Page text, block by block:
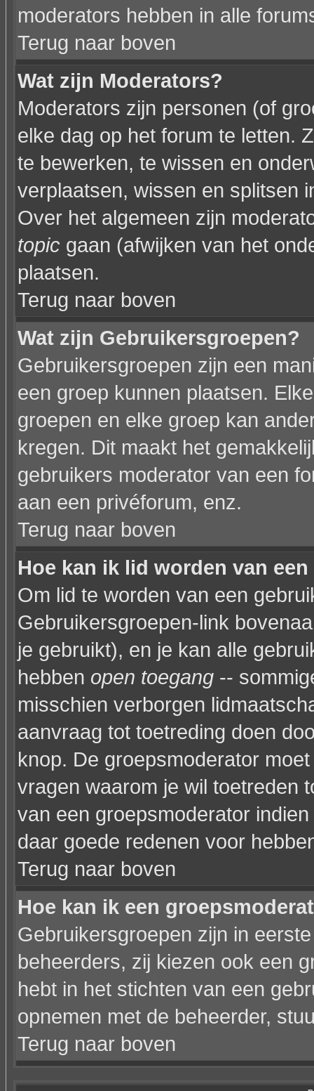
moderators hebben in alle
Terug naar boven
Wat zijn Moderators?
Moderators zijn personen (of
elke dag op het forum te letten.
te bewerken, te wissen en
verplaatsen, wissen en splitsen
Over het algemeen zijn
topic gaan (afwijken van het
plaatsen.
Terug naar boven
Wat zijn Gebruikersgroepen?
Gebruikersgroepen zijn een
een groep kunnen plaatsen.
groepen en elke groep kan
kregen. Dit maakt het
gebruikers moderator van een
aan een privéforum, enz.
Terug naar boven
Hoe kan ik lid worden van
Om lid te worden van een
Gebruikersgroepen-link
je gebruikt), en je kan alle
hebben open toegang --
misschien verborgen
aanvraag tot toetreding doen
knop. De groepsmoderator
vragen waarom je wil toetreden
van een groepsmoderator
daar goede redenen voor
Terug naar boven
Hoe kan ik een
Gebruikersgroepen zijn in
beheerders, zij kiezen ook een
hebt in het stichten van een
opnemen met de beheerder,
Terug naar boven